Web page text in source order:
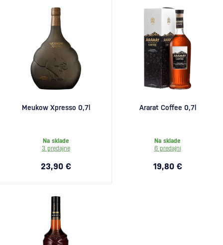
Meukow Xpresso 0,7l
Na sklade
3 predajne
23,90 €
Ararat Coffee 0,7l
Na sklade
6 predajní
19,80 €